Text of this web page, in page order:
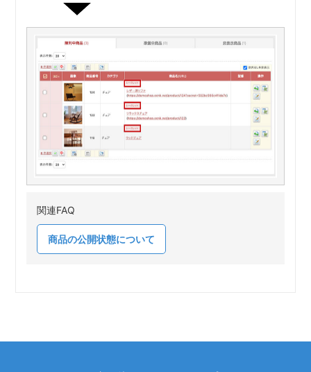
関連FAQ
商品の公開状態について